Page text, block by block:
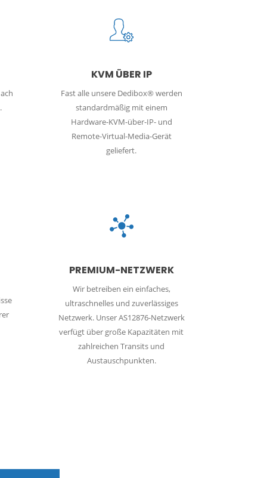
KVM ÜBER IP
Fast alle unsere Dedibox® werden
standardmäßig mit einem
Hardware-KVM-über-IP- und
Remote-Virtual-Media-Gerät
geliefert.
PREMIUM-NETZWERK
Wir betreiben ein einfaches,
ultraschnelles und zuverlässiges
Netzwerk. Unser AS12876-Netzwerk
verfügt über große Kapazitäten mit
zahlreichen Transits und
Austauschpunkten.